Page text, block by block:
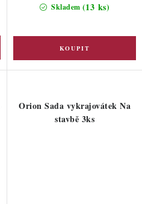
Skladem (13 ks)
Orion Sada vykrajovátek Na
stavbě 3ks